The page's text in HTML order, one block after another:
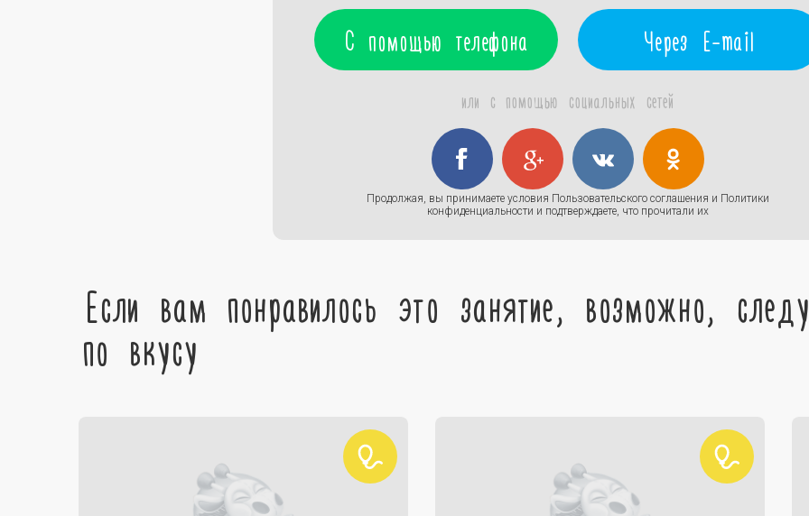
С помощью телефона Через E-mail
или с помощью социальных сетей
Продолжая, вы принимаете условия Пользовательского соглашения и Политики
конфиденциальности и подтверждаете, что прочитали их
Если вам понравилось это занятие, возможно,
по вкусу